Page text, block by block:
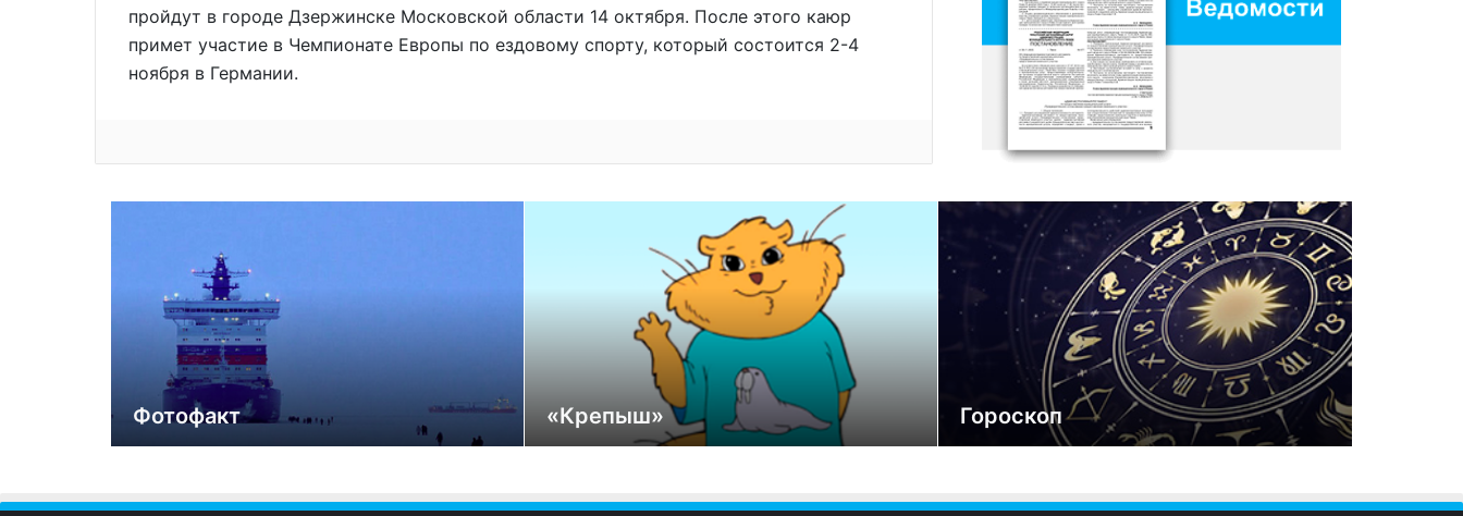
пройдут в городе Дзержинске Московской области 14 октября. После этого каюр
примет участие в Чемпионате Европы по ездовому спорту, который состоится 2-4
ноября в Германии.
Фотофакт «Крепыш» Гороскоп